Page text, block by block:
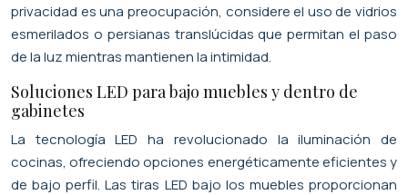
privacidad es una preocupación, considere el uso de vidrios
esmerilados o persianas translúcidas que permitan el paso
de la luz mientras mantienen la intimidad.
Soluciones LED para bajo muebles y dentro de
gabinetes
La tecnología LED ha revolucionado la iluminación de
cocinas, ofreciendo opciones energéticamente eficientes y
de bajo perfil. Las tiras LED bajo los muebles proporcionan